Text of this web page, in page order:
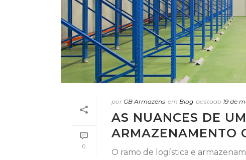
0
por GB Armazéns em Blog postado 19 de
AS NUANCES DE
ARMAZENAMENTO
O ramo de logística e